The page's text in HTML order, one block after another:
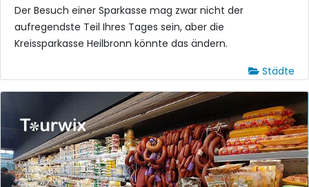
Der Besuch einer Sparkasse mag zwar nicht der
aufregendste Teil Ihres Tages sein, aber die
Kreissparkasse Heilbronn könnte das ändern.
Städte